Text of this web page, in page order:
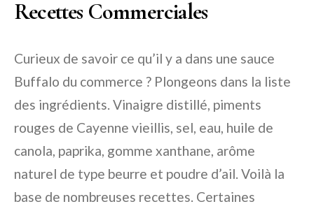
Recettes Commerciales
Curieux de savoir ce qu’il y a dans une sauce
Buffalo du commerce ? Plongeons dans la liste
des ingrédients. Vinaigre distillé, piments
rouges de Cayenne vieillis, sel, eau, huile de
canola, paprika, gomme xanthane, arôme
naturel de type beurre et poudre d’ail. Voilà la
base de nombreuses recettes. Certaines